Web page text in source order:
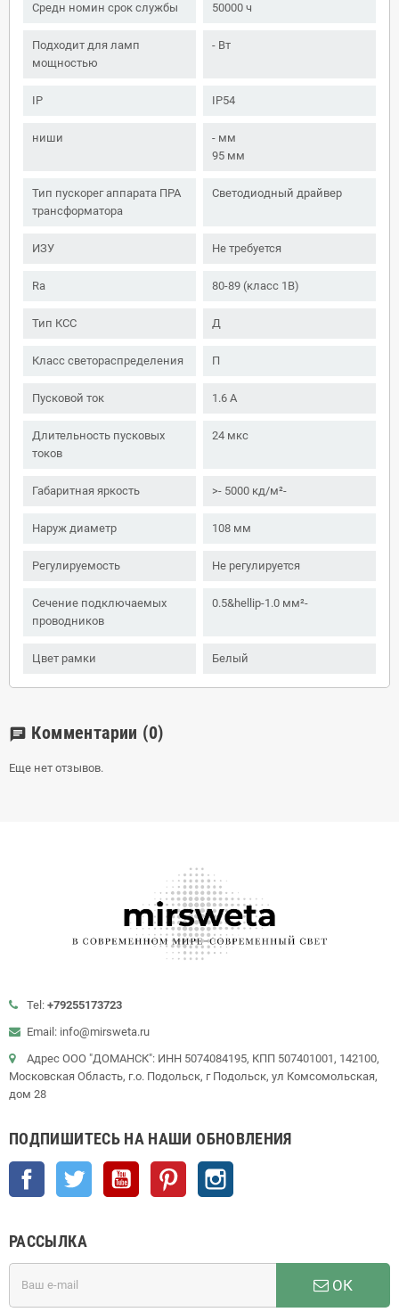
Средн номин срок службы 50000 ч
Подходит для ламп
мощностью
- Вт
IP IP54
ниши
- мм
95 мм
Тип пускорег аппарата ПРА
трансформатора
Светодиодный драйвер
ИЗУ Не требуется
Ra 80-89 (класс 1B)
Тип КСС Д
Класс светораспределения П
Пусковой ток 1.6 А
Длительность пусковых
токов
24 мкс
Габаритная яркость >- 5000 кд/м²-
Наруж диаметр 108 мм
Регулируемость Не регулируется
Сечение подключаемых
проводников
0.5&hellip-1.0 мм²-
Цвет рамки Белый
chat Комментарии (0)
Еще нет отзывов.
Tel: +79255173723
Email: info@mirsweta.ru
Адрес ООО "ДОМАНСК": ИНН 5074084195, КПП 507401001, 142100,
Московская Область, г.о. Подольск, г Подольск, ул Комсомольская,
дом 28
ПОДПИШИТЕСЬ НА НАШИ ОБНОВЛЕНИЯ
Facebook Twitter YouTube Pinterest
РАССЫЛКА
ОК